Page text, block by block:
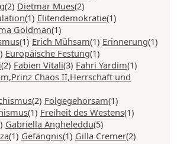
(2) Dietmar Mues(2)
(1) Elitendemokratie(1)
Goldman(1)
(1) Erich Mühsam(1) Erinnerung(1)
Europäische Festung(1)
(2) Fabien Vitali(3) Fahri Yardim(1)
Chaos II,Herrschaft und
(2) Folgegehorsam(1)
(1) Freiheit des Westens(1)
Gabriella Angheleddu(5)
(1) Gefängnis(1) Gilla Cremer(2)